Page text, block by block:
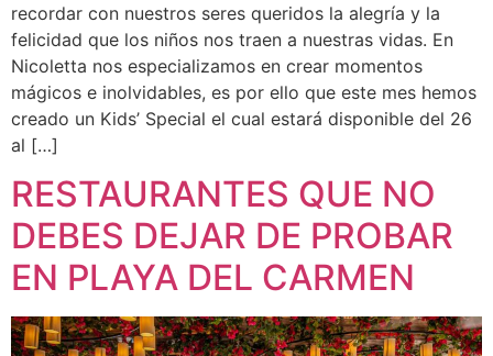
recordar con nuestros seres queridos la alegría y la
felicidad que los niños nos traen a nuestras vidas. En
Nicoletta nos especializamos en crear momentos
mágicos e inolvidables, es por ello que este mes hemos
creado un Kids’ Special el cual estará disponible del 26
al […]
RESTAURANTES QUE NO
DEBES DEJAR DE PROBAR
EN PLAYA DEL CARMEN